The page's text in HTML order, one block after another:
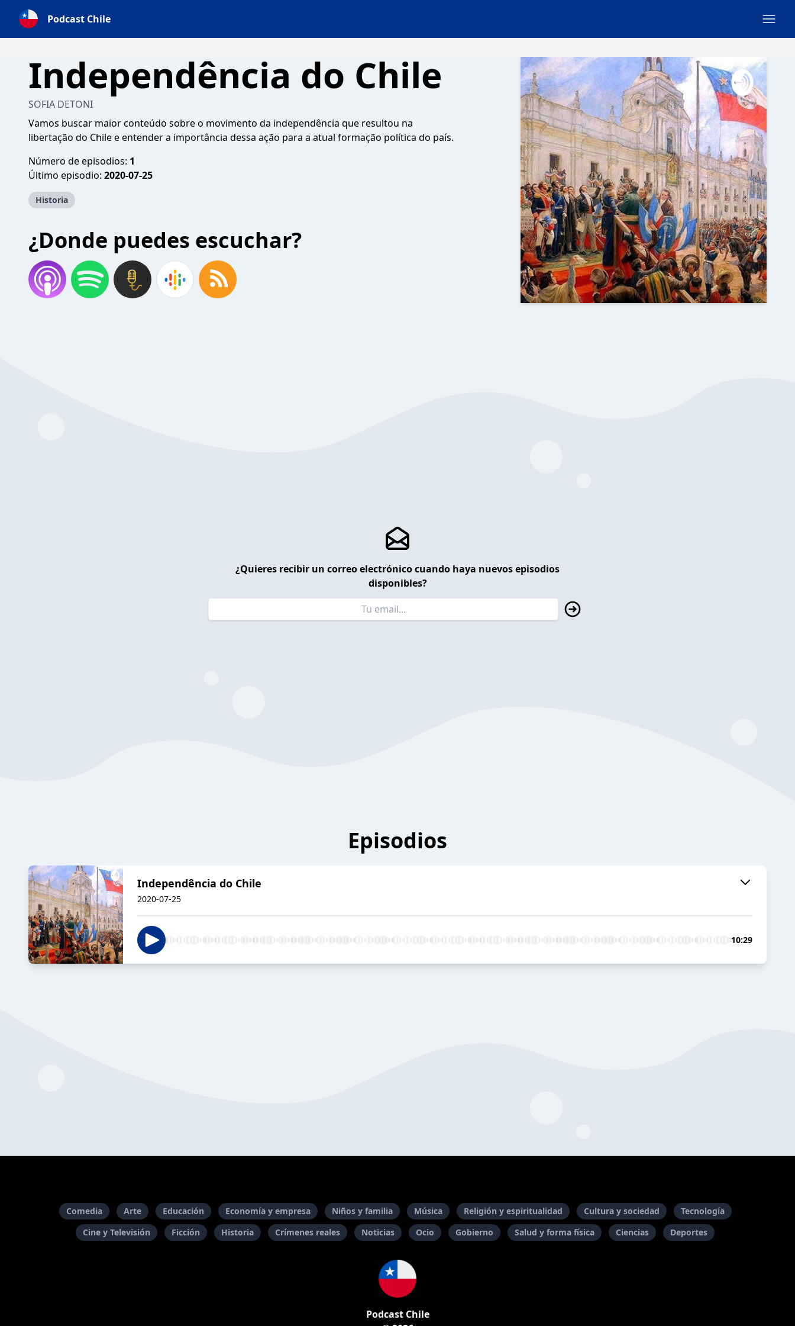
Podcast Chile
Independência do Chile
SOFIA DETONI
Vamos buscar maior conteúdo sobre o movimento da independência que resultou na
libertação do Chile e entender a importância dessa ação para a atual formação política do país.
Número de episodios: 1
Último episodio: 2020-07-25
Historia
¿Donde puedes escuchar?
¿Quieres recibir un correo electrónico cuando haya nuevos episodios
disponibles?
Episodios
Independência do Chile
2020-07-25
10:29
Comedia Arte Educación Economía y empresa Niños y familia Música Religión y espiritualidad Cultura y sociedad
Tecnología
Cine y Televisión
Ficción Historia Crímenes reales Noticias Ocio Gobierno Salud y forma física Ciencias Deportes
Podcast Chile